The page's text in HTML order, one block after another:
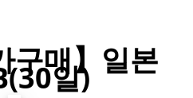
구매】일본
일)